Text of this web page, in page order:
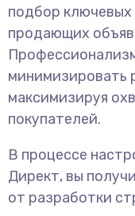
подбор ключевых
продающих
минимизировать
максимизируя
покупателей.
В процессе
Директ, вы
от разработки